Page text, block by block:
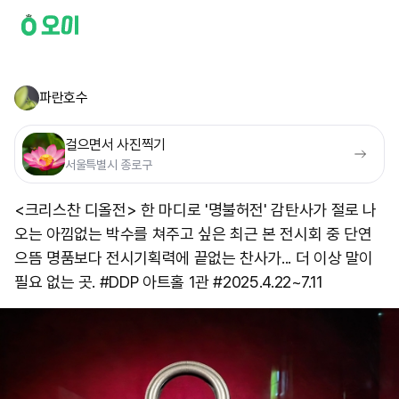
파란호수
걸으면서 사진찍기
서울특별시 종로구
<크리스찬 디올전> 한 마디로 '명불허전' 감탄사가 절로 나
오는 아낌없는 박수를 쳐주고 싶은 최근 본 전시회 중 단연
으뜸 명품보다 전시기획력에 끝없는 찬사가... 더 이상 말이
필요 없는 곳. #DDP 아트홀 1관 #2025.4.22~7.11